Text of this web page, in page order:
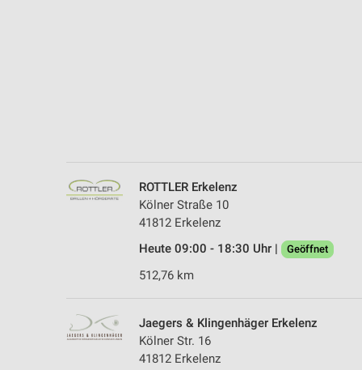
ROTTLER Erkelenz
Kölner Straße 10
41812 Erkelenz
Heute 09:00 - 18:30 Uhr |
Geöffnet
512,76 km
Jaegers & Klingenhäger Erkelenz
Kölner Str. 16
41812 Erkelenz
Geräte anhand von aktiv angeforderten Informationen
Funktional